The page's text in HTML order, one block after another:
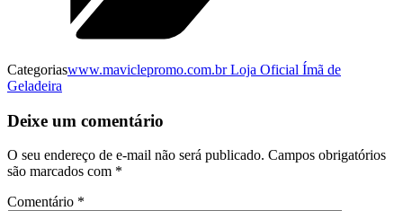
Categoriaswww.maviclepromo.com.br Loja Oficial Ímã de
Geladeira
Deixe um comentário
O seu endereço de e-mail não será publicado. Campos obrigatórios
são marcados com *
Comentário *